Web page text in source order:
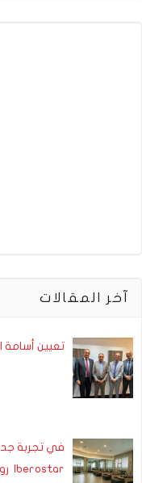
آخر المقالات
تعيين أسامة
في تجربة
Iberostar رويال المنصور المهدية يطلق Pila…